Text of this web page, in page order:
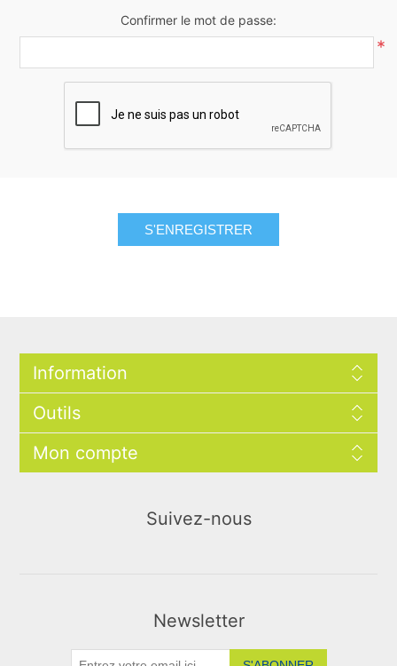
Confirmer le mot de passe:
*
S'ENREGISTRER
Information
Outils
Mon compte
Suivez-nous
Newsletter